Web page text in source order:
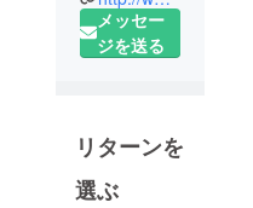
リなどを刊
行している
メッセー
ジを送る
リターンを
選ぶ